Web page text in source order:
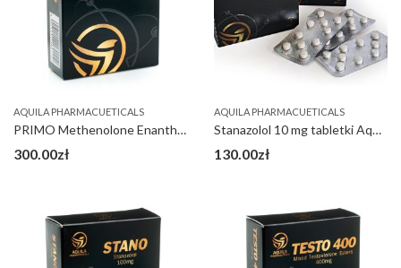
AQUILA PHARMACUETICALS
PRIMO Methenolone Enanthate 100 mg
300.00zł
AQUILA PHARMACUETICALS
Stanazolol 10 mg tabletki Aquila
130.00zł